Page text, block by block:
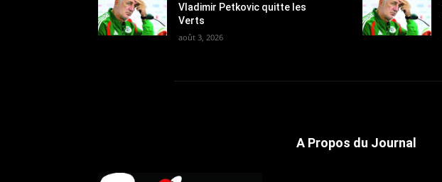
Vladimir Petkovic quitte les
Verts
août 3, 2026
A Propos du Journal